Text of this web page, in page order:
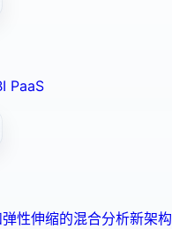
PaaS
性伸缩的混合分析新架构